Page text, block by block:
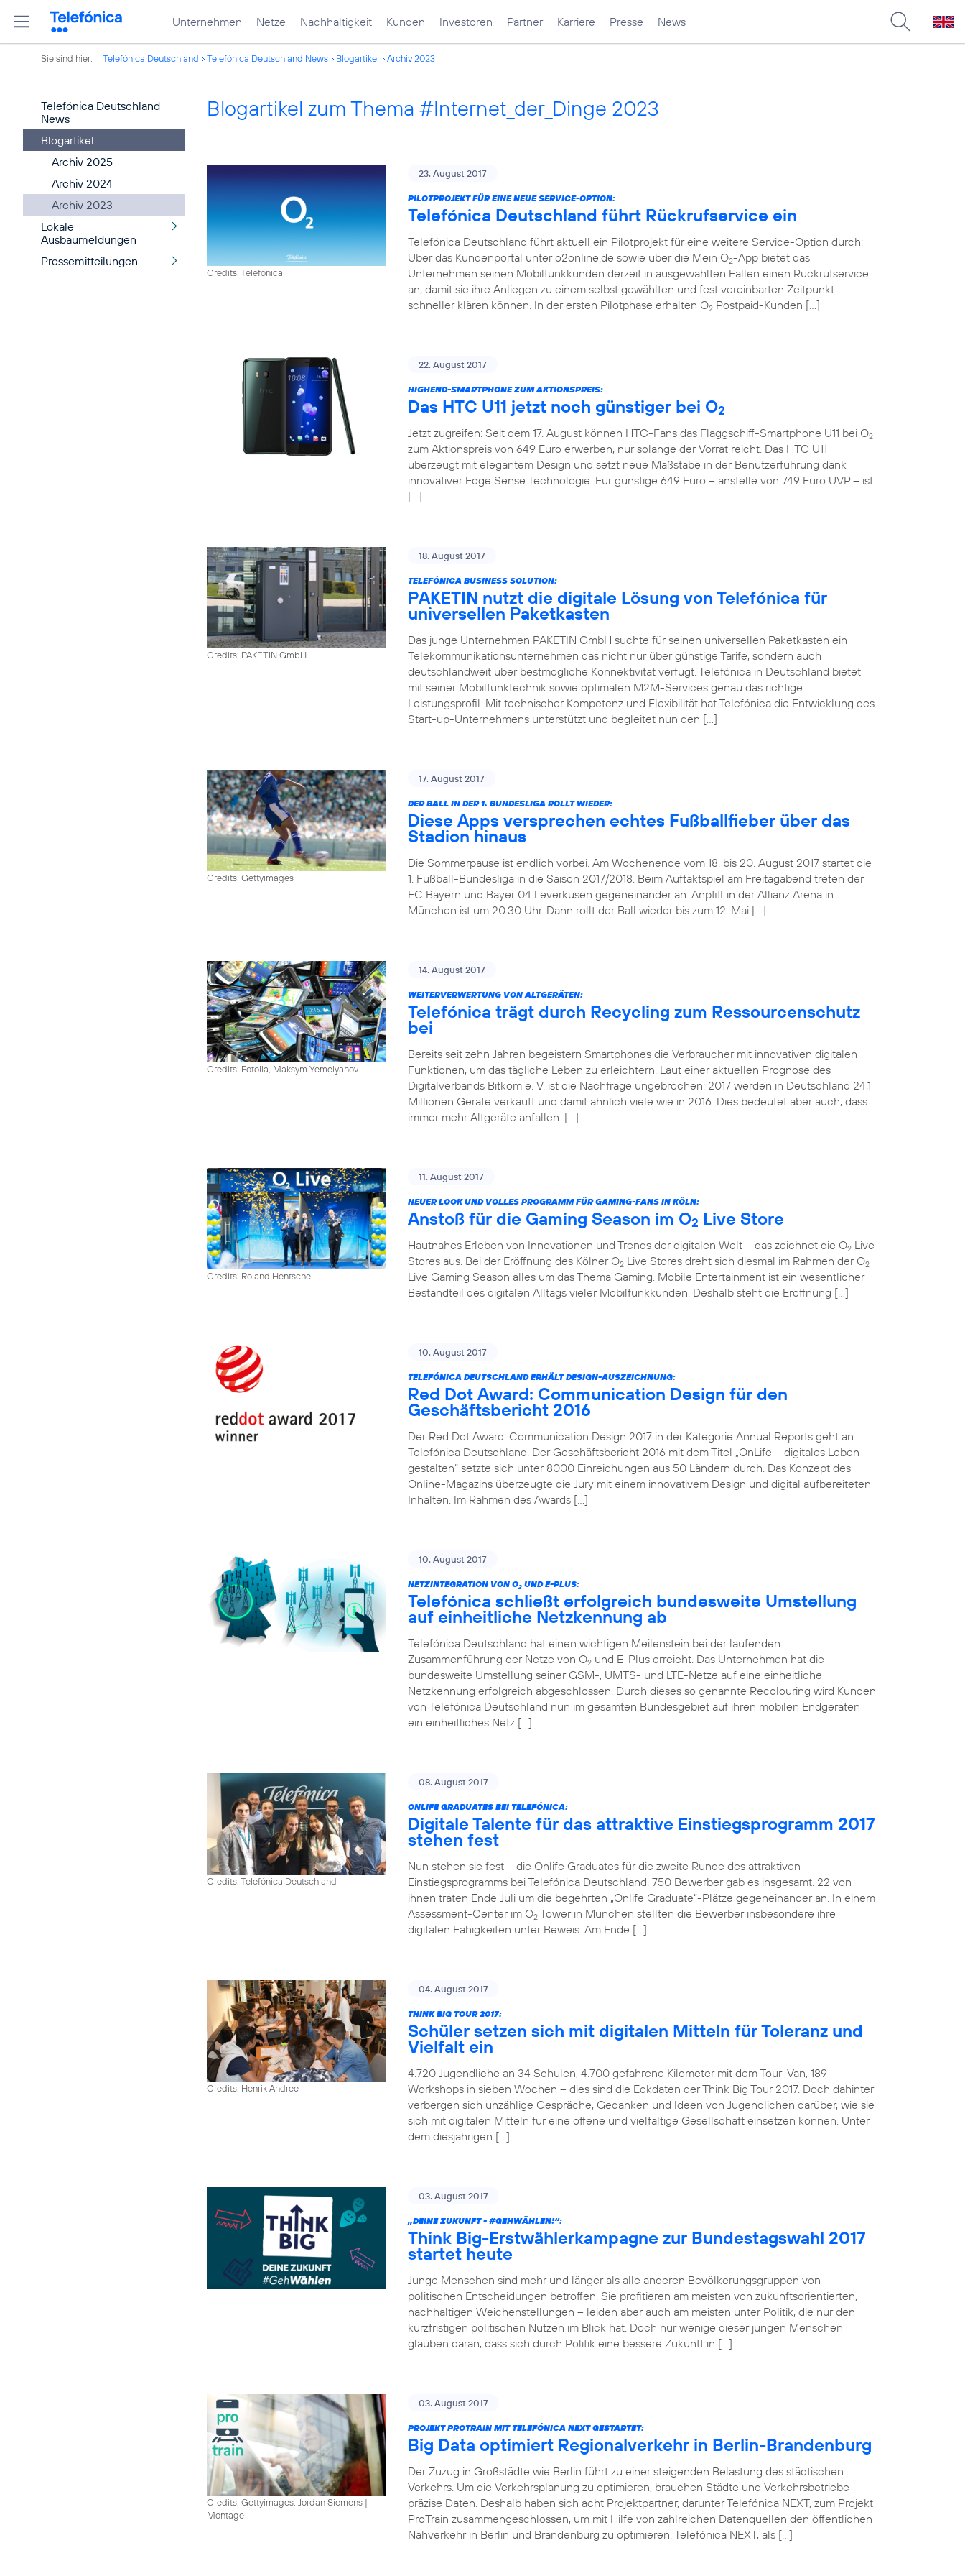
Unternehmen Netze Nachhaltigkeit Kunden Investoren Partner Karriere Presse News
Sie sind hier: Telefónica Deutschland Telefónica Deutschland News Blogartikel Archiv 2023
Telefónica Deutschland
News
Blogartikel
Archiv 2025
Archiv 2024
Archiv 2023
Lokale
Ausbaumeldungen
Pressemitteilungen
Blogartikel zum Thema #Internet_der_Dinge 2023
Credits: Telefónica
23. August 2017
PILOTPROJEKT FÜR EINE NEUE SERVICE-OPTION:
Telefónica Deutschland führt Rückrufservice ein
Telefónica Deutschland führt aktuell ein Pilotprojekt für eine weitere Service-Option durch:
Über das Kundenportal unter o2online.de sowie über die Mein O2-App bietet das
Unternehmen seinen Mobilfunkkunden derzeit in ausgewählten Fällen einen Rückrufservice
an, damit sie ihre Anliegen zu einem selbst gewählten und fest vereinbarten Zeitpunkt
schneller klären können. In der ersten Pilotphase erhalten O2 Postpaid-Kunden […]
22. August 2017
HIGHEND-SMARTPHONE ZUM AKTIONSPREIS:
Das HTC U11 jetzt noch günstiger bei O2
Jetzt zugreifen: Seit dem 17. August können HTC-Fans das Flaggschiff-Smartphone U11 bei O2
zum Aktionspreis von 649 Euro erwerben, nur solange der Vorrat reicht. Das HTC U11
überzeugt mit elegantem Design und setzt neue Maßstäbe in der Benutzerführung dank
innovativer Edge Sense Technologie. Für günstige 649 Euro – anstelle von 749 Euro UVP – ist
[…]
Credits: PAKETIN GmbH
18. August 2017
TELEFÓNICA BUSINESS SOLUTION:
PAKETIN nutzt die digitale Lösung von Telefónica für
universellen Paketkasten
Das junge Unternehmen PAKETIN GmbH suchte für seinen universellen Paketkasten ein
Telekommunikationsunternehmen das nicht nur über günstige Tarife, sondern auch
deutschlandweit über bestmögliche Konnektivität verfügt. Telefónica in Deutschland bietet
mit seiner Mobilfunktechnik sowie optimalen M2M-Services genau das richtige
Leistungsprofil. Mit technischer Kompetenz und Flexibilität hat Telefónica die Entwicklung des
Start-up-Unternehmens unterstützt und begleitet nun den […]
Credits: Gettyimages
17. August 2017
DER BALL IN DER 1. BUNDESLIGA ROLLT WIEDER:
Diese Apps versprechen echtes Fußballfieber über das
Stadion hinaus
Die Sommerpause ist endlich vorbei. Am Wochenende vom 18. bis 20. August 2017 startet die
1. Fußball-Bundesliga in die Saison 2017/2018. Beim Auftaktspiel am Freitagabend treten der
FC Bayern und Bayer 04 Leverkusen gegeneinander an. Anpfiff in der Allianz Arena in
München ist um 20.30 Uhr. Dann rollt der Ball wieder bis zum 12. Mai […]
Credits: Fotolia, Maksym Yemelyanov
14. August 2017
WEITERVERWERTUNG VON ALTGERÄTEN:
Telefónica trägt durch Recycling zum Ressourcenschutz
bei
Bereits seit zehn Jahren begeistern Smartphones die Verbraucher mit innovativen digitalen
Funktionen, um das tägliche Leben zu erleichtern. Laut einer aktuellen Prognose des
Digitalverbands Bitkom e. V. ist die Nachfrage ungebrochen: 2017 werden in Deutschland 24,1
Millionen Geräte verkauft und damit ähnlich viele wie in 2016. Dies bedeutet aber auch, dass
immer mehr Altgeräte anfallen. […]
Credits: Roland Hentschel
11. August 2017
NEUER LOOK UND VOLLES PROGRAMM FÜR GAMING-FANS IN KÖLN:
Anstoß für die Gaming Season im O2 Live Store
Hautnahes Erleben von Innovationen und Trends der digitalen Welt – das zeichnet die O2 Live
Stores aus. Bei der Eröffnung des Kölner O2 Live Stores dreht sich diesmal im Rahmen der O2
Live Gaming Season alles um das Thema Gaming. Mobile Entertainment ist ein wesentlicher
Bestandteil des digitalen Alltags vieler Mobilfunkkunden. Deshalb steht die Eröffnung […]
10. August 2017
TELEFÓNICA DEUTSCHLAND ERHÄLT DESIGN-AUSZEICHNUNG:
Red Dot Award: Communication Design für den
Geschäftsbericht 2016
Der Red Dot Award: Communication Design 2017 in der Kategorie Annual Reports geht an
Telefónica Deutschland. Der Geschäftsbericht 2016 mit dem Titel „OnLife – digitales Leben
gestalten“ setzte sich unter 8000 Einreichungen aus 50 Ländern durch. Das Konzept des
Online-Magazins überzeugte die Jury mit einem innovativem Design und digital aufbereiteten
Inhalten. Im Rahmen des Awards […]
10. August 2017
NETZINTEGRATION VON O2 UND E-PLUS:
Telefónica schließt erfolgreich bundesweite Umstellung
auf einheitliche Netzkennung ab
Telefónica Deutschland hat einen wichtigen Meilenstein bei der laufenden
Zusammenführung der Netze von O2 und E-Plus erreicht. Das Unternehmen hat die
bundesweite Umstellung seiner GSM-, UMTS- und LTE-Netze auf eine einheitliche
Netzkennung erfolgreich abgeschlossen. Durch dieses so genannte Recolouring wird Kunden
von Telefónica Deutschland nun im gesamten Bundesgebiet auf ihren mobilen Endgeräten
ein einheitliches Netz […]
Credits: Telefónica Deutschland
08. August 2017
ONLIFE GRADUATES BEI TELEFÓNICA:
Digitale Talente für das attraktive Einstiegsprogramm 2017
stehen fest
Nun stehen sie fest – die Onlife Graduates für die zweite Runde des attraktiven
Einstiegsprogramms bei Telefónica Deutschland. 750 Bewerber gab es insgesamt. 22 von
ihnen traten Ende Juli um die begehrten „Onlife Graduate“-Plätze gegeneinander an. In einem
Assessment-Center im O2 Tower in München stellten die Bewerber insbesondere ihre
digitalen Fähigkeiten unter Beweis. Am Ende […]
Credits: Henrik Andree
04. August 2017
THINK BIG TOUR 2017:
Schüler setzen sich mit digitalen Mitteln für Toleranz und
Vielfalt ein
4.720 Jugendliche an 34 Schulen, 4.700 gefahrene Kilometer mit dem Tour-Van, 189
Workshops in sieben Wochen – dies sind die Eckdaten der Think Big Tour 2017. Doch dahinter
verbergen sich unzählige Gespräche, Gedanken und Ideen von Jugendlichen darüber, wie sie
sich mit digitalen Mitteln für eine offene und vielfältige Gesellschaft einsetzen können. Unter
dem diesjährigen […]
03. August 2017
„DEINE ZUKUNFT - #GEHWÄHLEN!“:
Think Big-Erstwählerkampagne zur Bundestagswahl 2017
startet heute
Junge Menschen sind mehr und länger als alle anderen Bevölkerungsgruppen von
politischen Entscheidungen betroffen. Sie profitieren am meisten von zukunftsorientierten,
nachhaltigen Weichenstellungen – leiden aber auch am meisten unter Politik, die nur den
kurzfristigen politischen Nutzen im Blick hat. Doch nur wenige dieser jungen Menschen
glauben daran, dass sich durch Politik eine bessere Zukunft in […]
Credits: Gettyimages, Jordan Siemens |
Montage
03. August 2017
PROJEKT PROTRAIN MIT TELEFÓNICA NEXT GESTARTET:
Big Data optimiert Regionalverkehr in Berlin-Brandenburg
Der Zuzug in Großstädte wie Berlin führt zu einer steigenden Belastung des städtischen
Verkehrs. Um die Verkehrsplanung zu optimieren, brauchen Städte und Verkehrsbetriebe
präzise Daten. Deshalb haben sich acht Projektpartner, darunter Telefónica NEXT, zum Projekt
ProTrain zusammengeschlossen, um mit Hilfe von zahlreichen Datenquellen den öffentlichen
Nahverkehr in Berlin und Brandenburg zu optimieren. Telefónica NEXT, als […]